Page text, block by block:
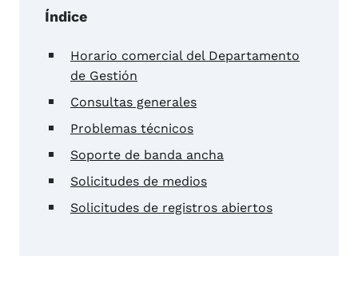
Índice
Horario comercial del Departamento
de Gestión
Consultas generales
Problemas técnicos
Soporte de banda ancha
Solicitudes de medios
Solicitudes de registros abiertos